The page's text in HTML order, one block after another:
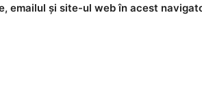
emailul și site-ul web în acest